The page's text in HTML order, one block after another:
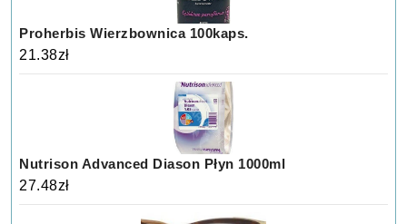
Proherbis Wierzbownica 100kaps.
21.38zł
Nutrison Advanced Diason Płyn 1000ml
27.48zł